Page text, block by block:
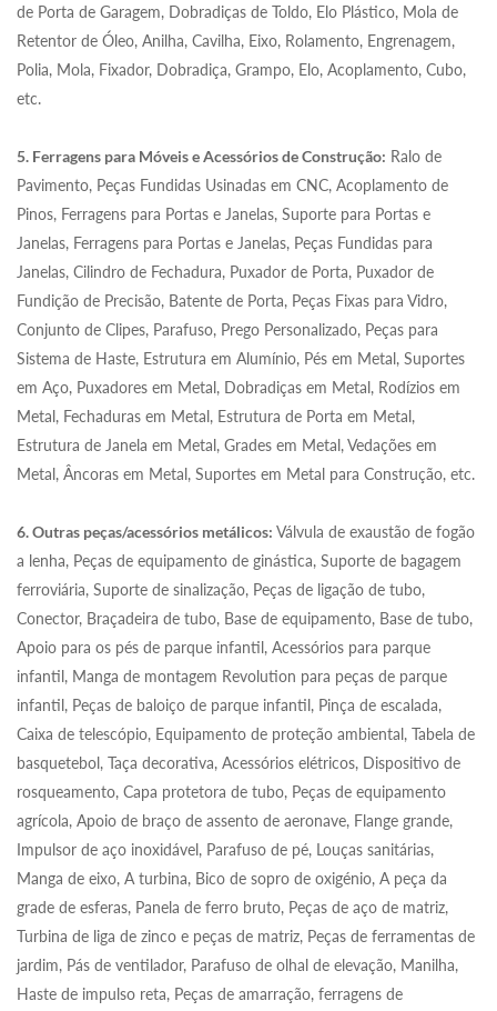
de Porta de Garagem, Dobradiças de Toldo, Elo Plástico, Mola de
Retentor de Óleo, Anilha, Cavilha, Eixo, Rolamento, Engrenagem,
Polia, Mola, Fixador, Dobradiça, Grampo, Elo, Acoplamento, Cubo,
etc.
5. Ferragens para Móveis e Acessórios de Construção: Ralo de
Pavimento, Peças Fundidas Usinadas em CNC, Acoplamento de
Pinos, Ferragens para Portas e Janelas, Suporte para Portas e
Janelas, Ferragens para Portas e Janelas, Peças Fundidas para
Janelas, Cilindro de Fechadura, Puxador de Porta, Puxador de
Fundição de Precisão, Batente de Porta, Peças Fixas para Vidro,
Conjunto de Clipes, Parafuso, Prego Personalizado, Peças para
Sistema de Haste, Estrutura em Alumínio, Pés em Metal, Suportes
em Aço, Puxadores em Metal, Dobradiças em Metal, Rodízios em
Metal, Fechaduras em Metal, Estrutura de Porta em Metal,
Estrutura de Janela em Metal, Grades em Metal, Vedações em
Metal, Âncoras em Metal, Suportes em Metal para Construção, etc.
6. Outras peças/acessórios metálicos: Válvula de exaustão de fogão
a lenha, Peças de equipamento de ginástica, Suporte de bagagem
ferroviária, Suporte de sinalização, Peças de ligação de tubo,
Conector, Braçadeira de tubo, Base de equipamento, Base de tubo,
Apoio para os pés de parque infantil, Acessórios para parque
infantil, Manga de montagem Revolution para peças de parque
infantil, Peças de baloiço de parque infantil, Pinça de escalada,
Caixa de telescópio, Equipamento de proteção ambiental, Tabela de
basquetebol, Taça decorativa, Acessórios elétricos, Dispositivo de
rosqueamento, Capa protetora de tubo, Peças de equipamento
agrícola, Apoio de braço de assento de aeronave, Flange grande,
Impulsor de aço inoxidável, Parafuso de pé, Louças sanitárias,
Manga de eixo, A turbina, Bico de sopro de oxigénio, A peça da
grade de esferas, Panela de ferro bruto, Peças de aço de matriz,
Turbina de liga de zinco e peças de matriz, Peças de ferramentas de
jardim, Pás de ventilador, Parafuso de olhal de elevação, Manilha,
Haste de impulso reta, Peças de amarração, ferragens de